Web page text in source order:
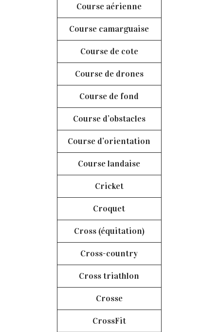
Course aérienne
Course camarguaise
Course de cote
Course de drones
Course de fond
Course d’obstacles
Course d’orientation
Course landaise
Cricket
Croquet
Cross (équitation)
Cross-country
Cross triathlon
Crosse
CrossFit